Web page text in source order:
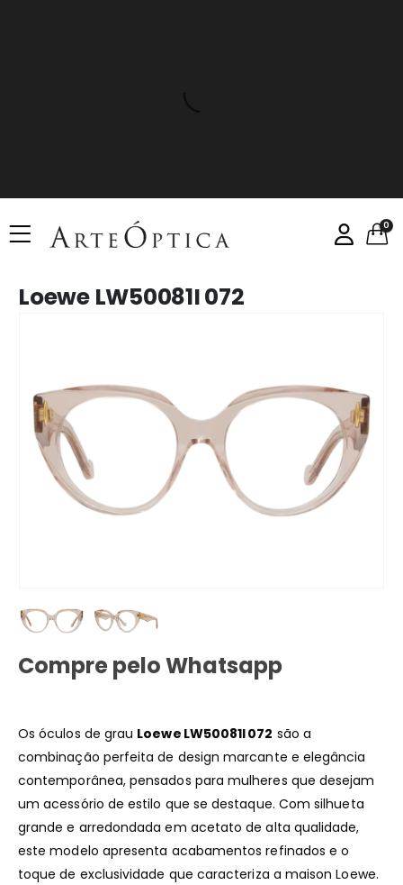
0
Loewe LW50081I 072
Compre pelo Whatsapp
Os óculos de grau Loewe LW50081I 072 são a
combinação perfeita de design marcante e elegância
contemporânea, pensados para mulheres que desejam
um acessório de estilo que se destaque. Com silhueta
grande e arredondada em acetato de alta qualidade,
este modelo apresenta acabamentos refinados e o
toque de exclusividade que caracteriza a maison Loewe.